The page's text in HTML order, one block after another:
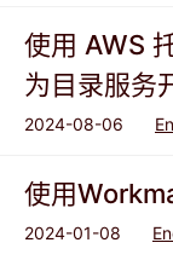
使用 AWS
为目录服务
2024-08-06
使用
2024-01-08